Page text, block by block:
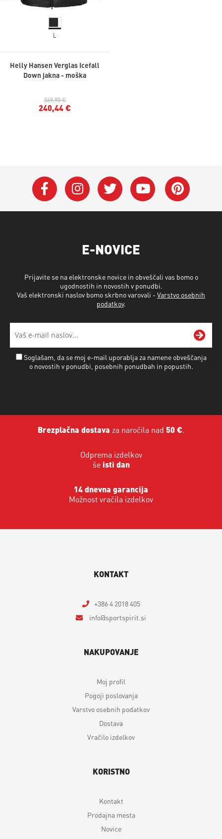
L
Helly Hansen Verglas Icefall
Down jakna - moška
369,90 €
240,44 €
E-NOVICE
Prijavite se na elektronske novice in obveščali vas bomo o
ugodnostih in novostih v ponudbi.
Vaš elektronski naslov bomo skrbno varovali - Varstvo osebnih
podatkov.
Soglašam, da se moj e-mail uporablja za namene obveščanja
o novostih v ponudbi, posebnih ponudbah in popustih.
Brezplačna dostava za naročila nad 50 €.
Odprema izdelkov
še isti dan
14 dnevna garancija
Možnost vračila izdelkov
KONTAKT
+386 4 2018 405
info
sportspirit.si
NAKUPOVANJE
Moj profil
Pogoji poslovanja
Varstvo osebnih podatkov
Dostava
Vračilo izdelkov
KORISTNO
Kontakt
Prodajna mesta
Novice